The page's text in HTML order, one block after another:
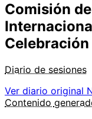
Comisión
Celebración
Diario de sesiones
Ver diario original
Contenido